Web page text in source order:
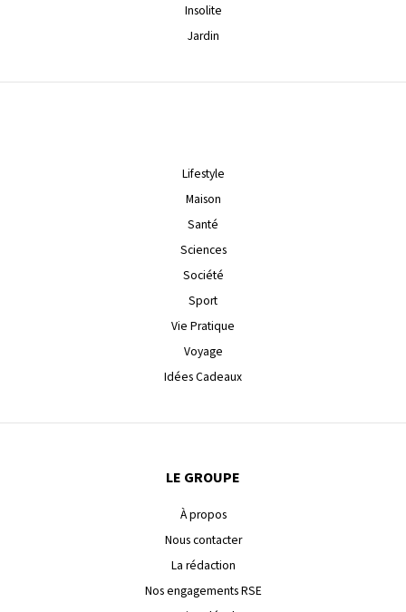
Insolite
Jardin
Lifestyle
Maison
Santé
Sciences
Société
Sport
Vie Pratique
Voyage
Idées Cadeaux
LE GROUPE
À propos
Nous contacter
La rédaction
Nos engagements RSE